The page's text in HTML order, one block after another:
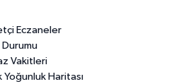
Eczaneler
Vakitleri
Haritası